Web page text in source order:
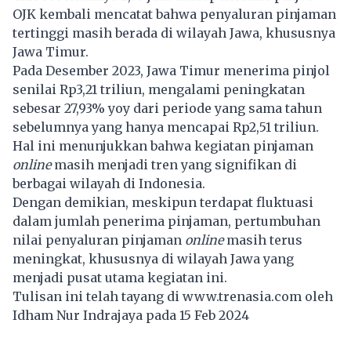
OJK kembali mencatat bahwa penyaluran pinjaman
tertinggi masih berada di wilayah Jawa, khususnya
Jawa Timur.
Pada Desember 2023, Jawa Timur menerima pinjol
senilai Rp3,21 triliun, mengalami peningkatan
sebesar 27,93% yoy dari periode yang sama tahun
sebelumnya yang hanya mencapai Rp2,51 triliun.
Hal ini menunjukkan bahwa kegiatan pinjaman
onlinemasih menjadi tren yang signifikan di
berbagai wilayah di Indonesia.
Dengan demikian, meskipun terdapat fluktuasi
dalam jumlah penerima pinjaman, pertumbuhan
nilai penyaluran pinjaman onlinemasih terus
meningkat, khususnya di wilayah Jawa yang
menjadi pusat utama kegiatan ini.
Tulisan ini telah tayang di www.trenasia.com oleh
Idham Nur Indrajaya pada 15 Feb 2024